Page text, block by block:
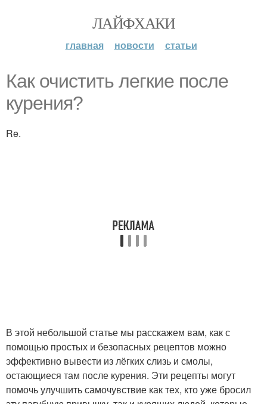
ЛАЙФХАКИ
главная новости статьи
Как очистить легкие после
курения?
Re.
В этой небольшой статье мы расскажем вам, как с
помощью простых и безопасных рецептов можно
эффективно вывести из лёгких слизь и смолы,
остающиеся там после курения. Эти рецепты могут
помочь улучшить самочувствие как тех, кто уже бросил